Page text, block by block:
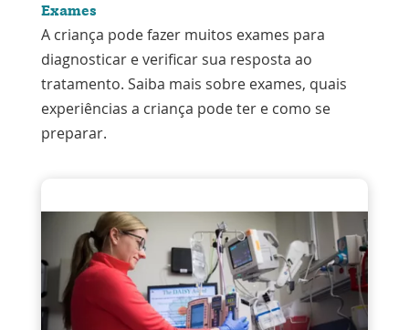
Exames
A criança pode fazer muitos exames para
diagnosticar e verificar sua resposta ao
tratamento. Saiba mais sobre exames, quais
experiências a criança pode ter e como se
preparar.